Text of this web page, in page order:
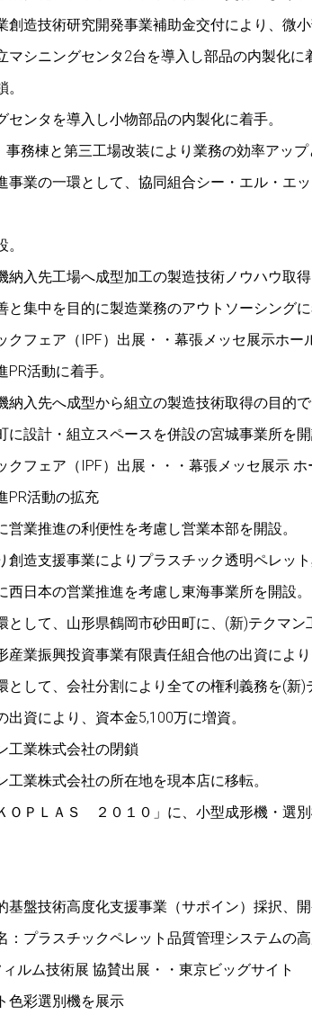
創造技術研究開発事業補助金交付により、微
マシニングセンタ2台を導入し部品の内製化に
センタを導入し小物部品の内製化に着手。
事務棟と第三工場改装により業務の効率アップ
事業の一環として、協同組合シー・エル・エ
納入先工場へ成型加工の製造技術ノウハウ取得
と集中を目的に製造業務のアウトソーシングに
クフェア（IPF）出展・・幕張メッセ展示ホ
活動に着手。
納入先へ成型から組立の製造技術取得の目的で
に設計・組立スペースを併設の宮城事業所を開
クフェア（IPF）出展・・・幕張メッセ展示
活動の拡充
営業推進の利便性を考慮し営業本部を開設。
創造支援事業によりプラスチック透明ペレッ
西日本の営業推進を考慮し東海事業所を開設。
として、山形県鶴岡市砂田町に、(新)テクマン
産業振興投資事業有限責任組合他の出資により
として、会社分割により全ての権利義務を(新
出資により、資本金5,100万に増資。
工業株式会社の閉鎖
工業株式会社の所在地を現本店に移転。
ＯＰＬＡＳ ２０１０」に、小型成形機・選
基盤技術高度化支援事業（サポイン）採択、開
：プラスチックペレット品質管理システムの
ルム技術展 協賛出展・・東京ビッグサイト
色彩選別機を展示